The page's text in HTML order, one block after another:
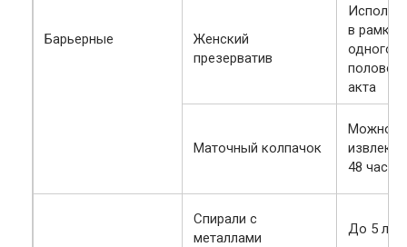
Барьерные
Женский
презерватив
в рамках
одного
полового
акта
Маточный колпачок
Можно
48 часов
Спирали с
металлами
До 5 лет